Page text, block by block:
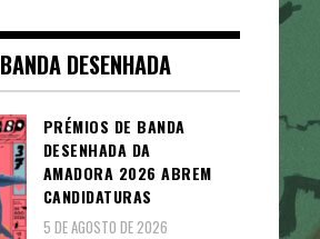
BANDA DESENHADA
PRÉMIOS DE BANDA
DESENHADA DA
AMADORA 2026 ABREM
CANDIDATURAS
5 DE AGOSTO DE 2026